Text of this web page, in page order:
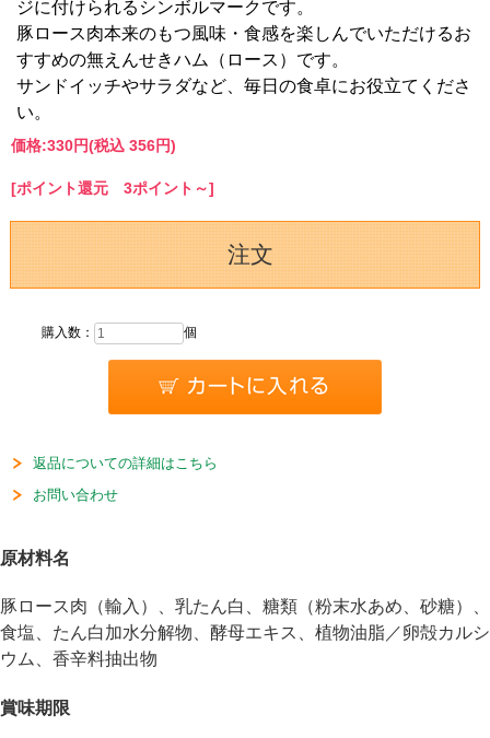
ジに付けられるシンボルマークです。
豚ロース肉本来のもつ風味・食感を楽しんでいただけるお
すすめの無えんせきハム（ロース）です。
サンドイッチやサラダなど、毎日の食卓にお役立てくださ
い。
価格:330円(税込 356円)
[ポイント還元 3ポイント～]
注文
購入数： 個
返品についての詳細はこちら
お問い合わせ
原材料名
豚ロース肉（輸入）、乳たん白、糖類（粉末水あめ、砂糖）、
食塩、たん白加水分解物、酵母エキス、植物油脂／卵殻カルシ
ウム、香辛料抽出物
賞味期限